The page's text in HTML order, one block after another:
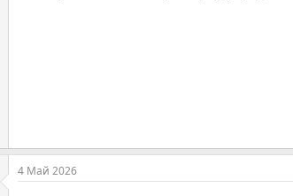
4 Май 2026